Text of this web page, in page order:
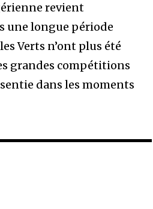
revient
une longue période
Verts n’ont plus été
grandes compétitions
dans les moments